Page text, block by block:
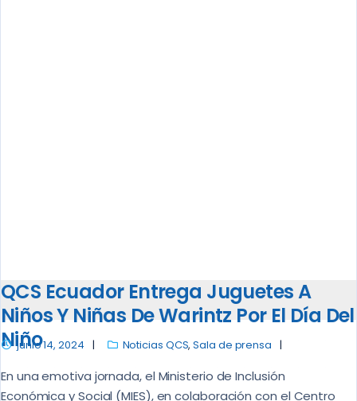
QCS Ecuador Entrega Juguetes A
Niños Y Niñas De Warintz Por El Día Del
Niño
junio 14, 2024 Noticias QCS,Sala de prensa
En una emotiva jornada, el Ministerio de Inclusión
Económica y Social (MIES), en colaboración con el Centro